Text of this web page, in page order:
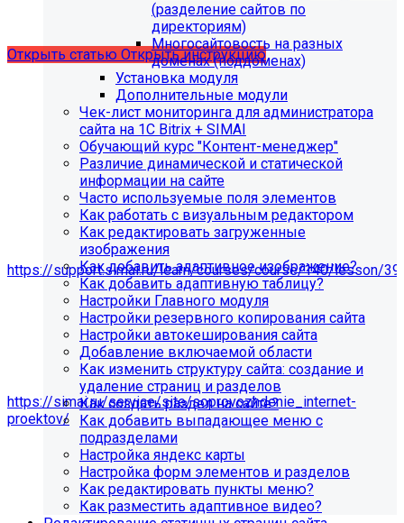
MySql версии ниже 8.0.0.Рекомендуемая версия MySql
Открыть статью Открыть инструкцию
Мы подготовили чек-лист администратора сайта:
https://support.simai.ru/learn/courses/course/140/lesson/
Рекомендуем придерживаться регламента выполнения
этих работ — это помогает поддерживать сайт в
стабильном и безопасном состоянии.
Если у вас нет технических специалистов, вы можете
передать сайт на техническую поддержку нам:
https://simai.ru/service/site/soprovozhdenie_internet-
proektov/
Это выгодно, потому что вы получаете команду
экспертов вместо одного сотрудника: мы берём на себя
регулярные обновления и контроль работоспособности,
быстрее реагируем на сбои, снижаем риски простоев и
уязвимостей, а вам не нужно тратить время и бюджет на
(разделение сайтов по
директориям)
Многосайтовость на разных
доменах (поддоменах)
Установка модуля
Дополнительные модули
Чек-лист мониторинга для администратора
сайта на 1С Bitrix + SIMAI
Обучающий курс "Контент-менеджер"
Различие динамической и статической
информации на сайте
Часто используемые поля элементов
Как работать с визуальным редактором
Как редактировать загруженные
изображения
Как добавить адаптивное изображение?
Как добавить адаптивную таблицу?
Настройки Главного модуля
Настройки резервного копирования сайта
Настройки автокеширования сайта
Добавление включаемой области
Как изменить структуру сайта: создание и
удаление страниц и разделов
Как создать раздел на сайте?
Как добавить выпадающее меню с
подразделами
Настройка яндекс карты
Настройка форм элементов и разделов
Как редактировать пункты меню?
Как разместить адаптивное видео?